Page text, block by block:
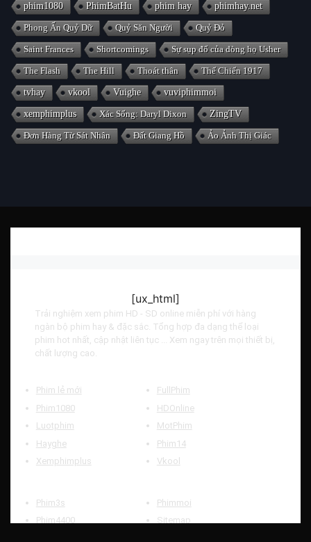
phim1080 PhimBatHu phim hay phimhay.net
Phong Ấn Quỷ Dữ Quỷ Săn Người Quỷ Đỏ
Saint Frances Shortcomings Sự sụp đổ của dòng họ Usher
The Flash The Hill Thoát thân Thế Chiến 1917
tvhay vkool Vuighe vuviphimmoi
xemphimplus Xác Sống: Daryl Dixon ZingTV
Đơn Hàng Từ Sát Nhân Đất Giang Hồ Ảo Ảnh Thị Giác